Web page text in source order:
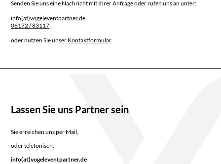
Senden Sie uns eine Nachricht mit Ihrer Anfrage oder rufen uns an unter:
info(at)vogeleventpartner.de
06172 / 83117
oder nutzen Sie unser Kontaktformular.
Lassen Sie uns Partner sein
Sie erreichen uns per Mail,
oder telefonisch:
info(at)vogeleventpartner.de